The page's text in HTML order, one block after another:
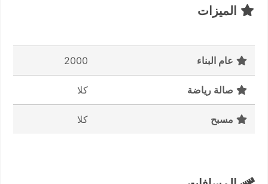
الميزات
عام البناء 2000
صالة رياضة كلا
مسبح كلا